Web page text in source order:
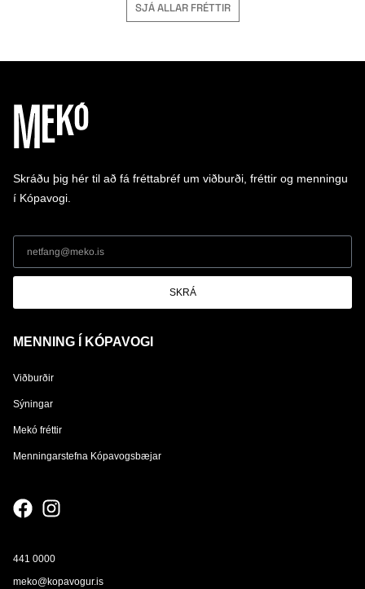
SJÁ ALLAR FRÉTTIR
Skráðu þig hér til að fá fréttabréf um viðburði, fréttir og menningu
í Kópavogi.
SKRÁ
MENNING Í KÓPAVOGI
Viðburðir
Sýningar
Mekó fréttir
Menningarstefna Kópavogsbæjar
441 0000
meko@kopavogur.is